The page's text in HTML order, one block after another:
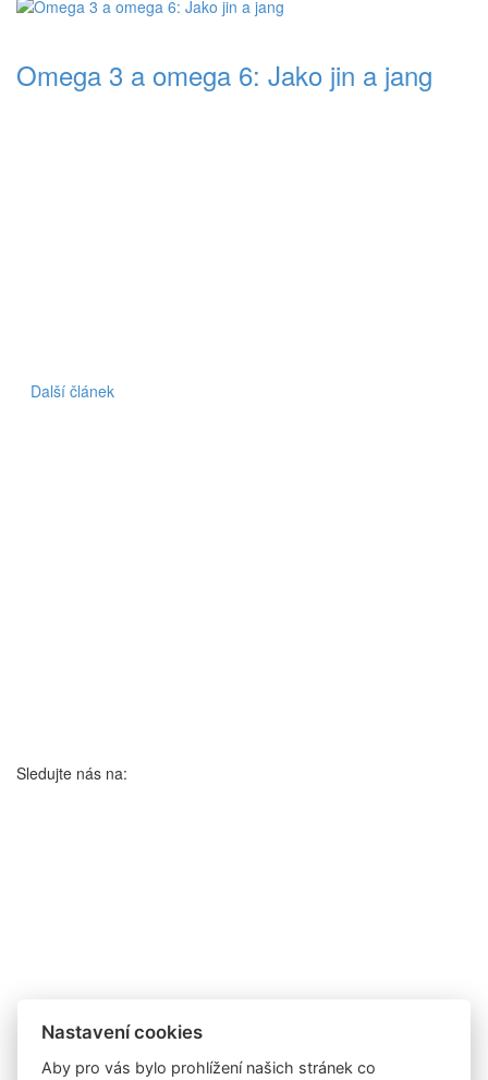
Omega 3 a omega 6: Jako jin a jang
Další článek
Sledujte nás na:
Nastavení cookies
Aby pro vás bylo prohlížení našich stránek co